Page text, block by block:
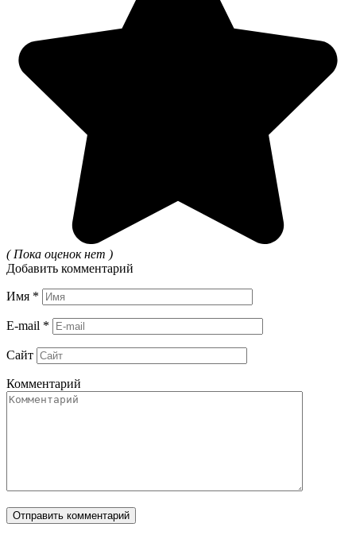
( Пока оценок нет )
Добавить комментарий
Имя *
E-mail *
Сайт
Комментарий